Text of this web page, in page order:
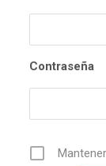
Contraseña